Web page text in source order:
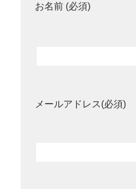
お名前 (必須)
メールアドレス(必須)